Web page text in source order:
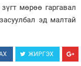
мөрөө гаргавал
эд малтай
ЖИРГЭХ